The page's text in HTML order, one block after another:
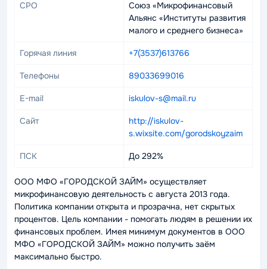
СРО
Союз «Микрофинансовый
Альянс «Институты развития
малого и среднего бизнеса»
Горячая линия +7(3537)613766
Телефоны 89033699016
E-mail iskulov-s@mail.ru
Сайт
http://iskulov-
s.wixsite.com/gorodskoyzaim
ПСК До 292%
ООО МФО «ГОРОДСКОЙ ЗАЙМ» осуществляет
микрофинансовую деятельность с августа 2013 года.
Политика компании открыта и прозрачна, нет скрытых
процентов. Цель компании - помогать людям в решении их
финансовых проблем. Имея минимум документов в ООО
МФО «ГОРОДСКОЙ ЗАЙМ» можно получить заём
максимально быстро.